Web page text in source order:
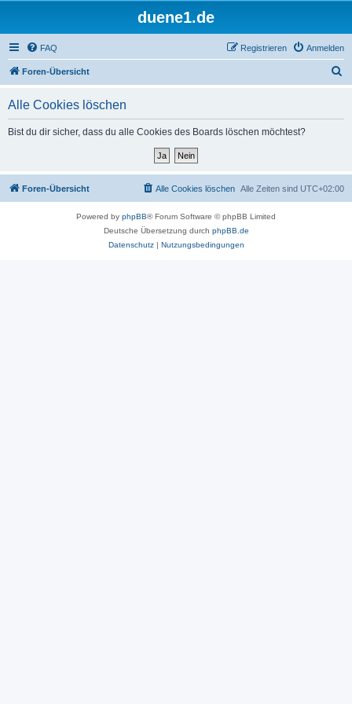
duene1.de
FAQ Anmelden
Registrieren
Foren-Übersicht
Alle Cookies löschen
Bist du dir sicher, dass du alle Cookies des Boards löschen möchtest?
Foren-Übersicht Alle Zeiten sind UTC+02:00
Alle Cookies löschen
Powered by phpBB® Forum Software © phpBB Limited
Deutsche Übersetzung durch phpBB.de
Datenschutz| Nutzungsbedingungen